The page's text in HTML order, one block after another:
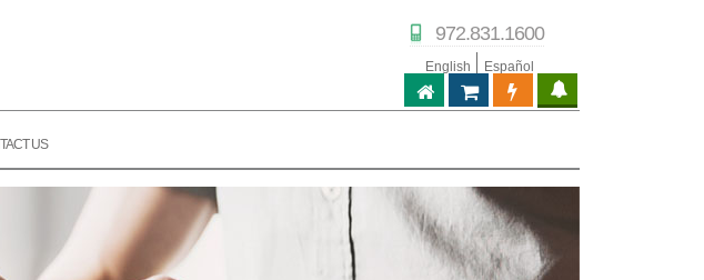
972.831.1600
English Español
PARTNER PORTAL
PARTNER STORE
ABPTECH.COM
US